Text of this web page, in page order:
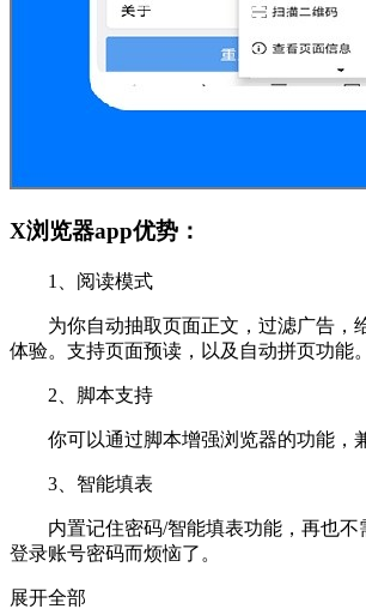
X浏览器app优势：
1、阅读模式
为你自动抽取页面正文，过滤广告，
体验。支持页面预读，以及自动拼页功能。
2、脚本支持
你可以通过脚本增强浏览器的功能，兼
3、智能填表
内置记住密码/智能填表功能，再也不
登录账号密码而烦恼了。
展开全部